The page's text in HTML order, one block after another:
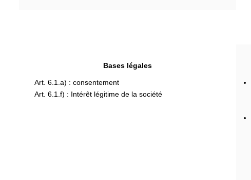
Bases légales
Art. 6.1.a) : consentement
Art. 6.1.f) : Intérêt légitime de la société